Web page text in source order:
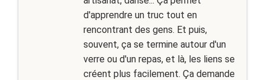
d'apprendre un truc tout en
rencontrant des gens. Et puis,
souvent, ça se termine autour d'un
verre ou d'un repas, et là, les liens se
créent plus facilement. Ça demande